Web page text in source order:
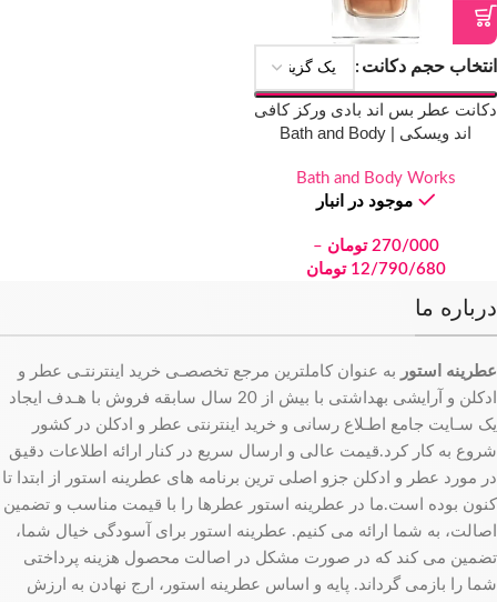
انتخاب حجم دکانت
دکانت عطر بس اند بادی ورکز کافی
اند ویسکی | Bath and Body
Bath and Body Works
موجود در انبار
270/000 تومان –
12/790/680 تومان
درباره ما
عطرینه استور به عنوان کاملترین مرجع تخصصـی خرید اینترنتـی عطر و
ادکلن و آرایشی بهداشتی با بیش از 20 سال سابقه فروش با هـدف ایجاد
یک سـایت جامع اطـلاع رسانی و خرید اینترنتی عطر و ادکلن در کشور
شروع به کار کرد.قیمت عالی و ارسال سریع در کنار ارائه اطلاعات دقیق
در مورد عطر و ادکلن جزو اصلی ترین برنامه های عطرینه استور از ابتدا تا
کنون بوده است.ما در عطرینه استور عطرها را با قیمت مناسب و تضمین
اصالت، به شما ارائه می کنیم. عطرینه استور برای آسودگی خیال شما،
تضمین می کند که در صورت مشکل در اصالت محصول هزینه پرداختی
شما را بازمی گرداند. پایه و اساس عطرینه استور، ارج نهادن به ارزش